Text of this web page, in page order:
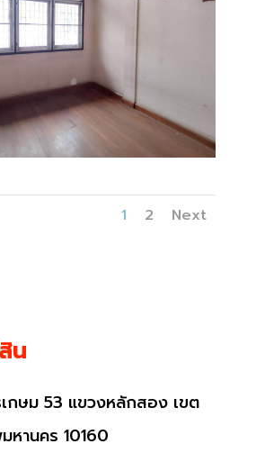
1 2 Next
น
กษม 53 แขวงหลักสอง เขต
หานคร 10160